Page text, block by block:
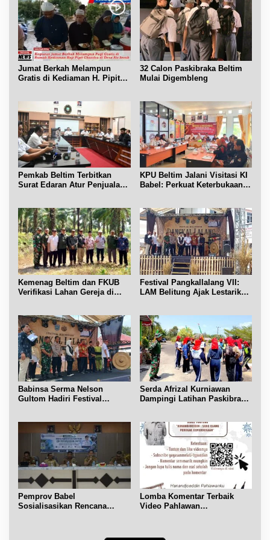
Jumat Berkah Melampun
Gratis di Kediaman H. Pipit
32 Calon Paskibraka Beltim
Mulai Digembleng
Pemkab Beltim Terbitkan
Surat Edaran Atur Penjualan
KPU Beltim Jalani Visitasi KI
Babel: Perkuat Keterbukaan
Kemenag Beltim dan FKUB
Verifikasi Lahan Gereja di
Festival Pangkallalang VII:
LAM Belitung Ajak Lestarikan
Babinsa Serma Nelson
Gultom Hadiri Festival
Serda Afrizal Kurniawan
Dampingi Latihan Paskibra
Pemprov Babel
Sosialisasikan Rencana
Lomba Komentar Terbaik
Video Pahlawan